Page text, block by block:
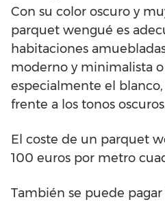
Con su color oscuro y
parquet wengué es
habitaciones
moderno y minimalista o
especialmente el
frente a los tonos
El coste de un parquet
100 euros por metro
También se puede